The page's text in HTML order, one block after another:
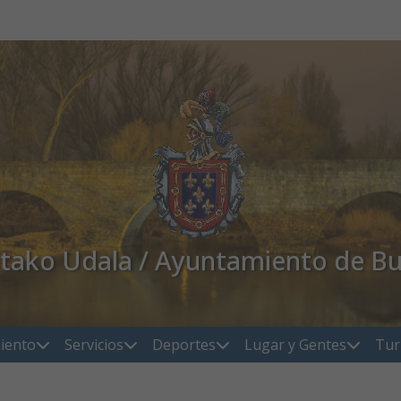
Udala / Ayuntamiento de
Servicios Deportes Lugar y Gentes